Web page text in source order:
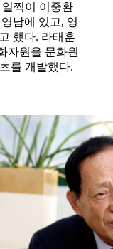
찍이 이중환
남에 있고, 영
했다. 라태훈
자원을 문화원
를 개발했다.